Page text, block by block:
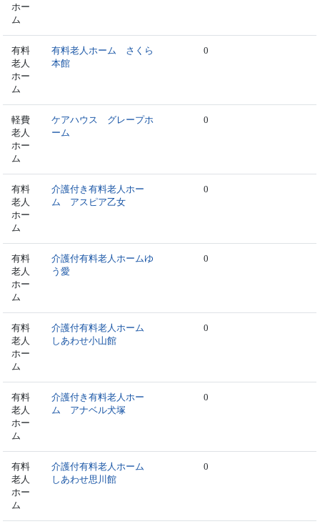
ホー
ム
有料
老人
ホー
ム
有料老人ホーム さくら
本館
0
軽費
老人
ホー
ム
ケアハウス グレープホ
ーム
0
有料
老人
ホー
ム
介護付き有料老人ホー
ム アスピア乙女
0
有料
老人
ホー
ム
介護付有料老人ホームゆ
う愛
0
有料
老人
ホー
ム
介護付有料老人ホーム
しあわせ小山館
0
有料
老人
ホー
ム
介護付き有料老人ホー
ム アナベル犬塚
0
有料
老人
ホー
ム
介護付有料老人ホーム
しあわせ思川館
0